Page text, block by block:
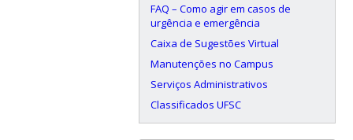
FAQ – Como agir em casos de
urgência e emergência
Caixa de Sugestões Virtual
Manutenções no Campus
Serviços Administrativos
Classificados UFSC